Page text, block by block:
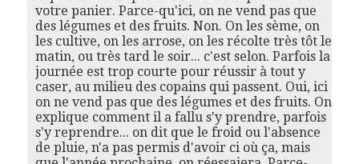
votre panier. Parce-qu'ici, on ne vend pas que
des légumes et des fruits. Non. On les sème, on
les cultive, on les arrose, on les récolte très tôt le
matin, ou très tard le soir... c'est selon. Parfois la
journée est trop courte pour réussir à tout y
caser, au milieu des copains qui passent. Oui, ici
on ne vend pas que des légumes et des fruits. On
explique comment il a fallu s'y prendre, parfois
s'y reprendre... on dit que le froid ou l'absence
de pluie, n'a pas permis d'avoir ci où ça, mais